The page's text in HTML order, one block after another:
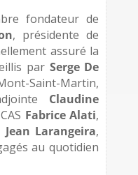
fondateur de
, présidente de
assuré la
par Serge De
Saint-Martin,
Claudine
Fabrice Alati,
Jean Larangeira,
au quotidien